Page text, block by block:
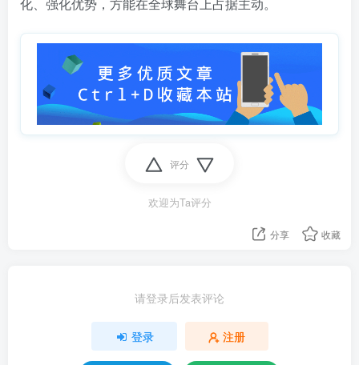
评分
欢迎为Ta评分
分享 收藏
请登录后发表评论
登录 注册